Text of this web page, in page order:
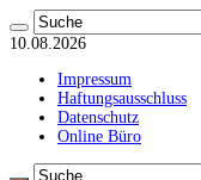
10.08.2026
Impressum
Haftungsausschluss
Datenschutz
Online Büro